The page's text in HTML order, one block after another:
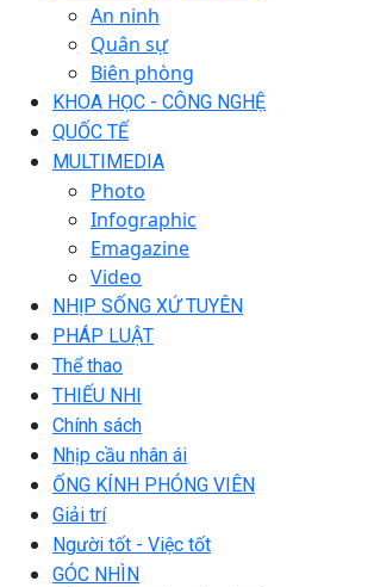
An ninh
Quân sự
Biên phòng
KHOA HỌC - CÔNG NGHỆ
QUỐC TẾ
MULTIMEDIA
Photo
Infographic
Emagazine
Video
NHỊP SỐNG XỨ TUYÊN
PHÁP LUẬT
Thể thao
THIẾU NHI
Chính sách
Nhịp cầu nhân ái
ỐNG KÍNH PHÓNG VIÊN
Giải trí
Người tốt - Việc tốt
GÓC NHÌN